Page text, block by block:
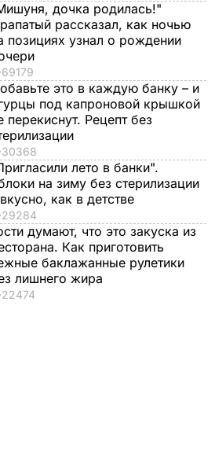
и
в
дочка родилась!"
рассказал, как ночью
позициях узнал о рождении
69179
это в каждую банку – и
под капроновой крышкой
перекиснут. Рецепт без
30368
лето в банки".
на зиму без стерилизации
как в детстве
29284
думают, что это закуска из
Как приготовить
баклажанные рулетики
лишнего жира
22474